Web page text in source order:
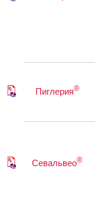
Пиглерия®
Севальвео®